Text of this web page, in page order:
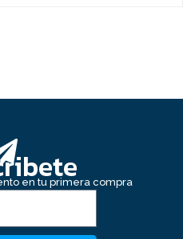
en tu primera compra